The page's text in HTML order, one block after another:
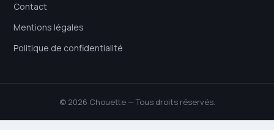
Contact
Mentions légales
Politique de confidentialité
© 2026 Chouette — Tous droits réservés.